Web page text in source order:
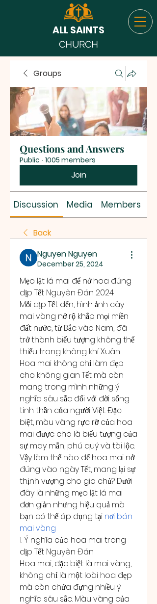
ALL SAINTS
CHURCH
Groups
Questions and Answers
Public · 1005 members
Join
Discussion Media Members
Back
Nguyen Nguyen
December 25, 2024
Mẹo lặt lá mai để nở hoa đúng
dịp Tết Nguyên Đán 2024
Mỗi dịp Tết đến, hình ảnh cây
mai vàng nở rộ khắp mọi miền
đất nước, từ Bắc vào Nam, đã
trở thành biểu tượng không thể
thiếu trong không khí Xuân.
Hoa mai không chỉ làm đẹp
cho không gian Tết mà còn
mang trong mình những ý
nghĩa sâu sắc đối với đời sống
tinh thần của người Việt. Đặc
biệt, màu vàng rực rỡ của hoa
mai được cho là biểu tượng của
sự may mắn, phú quý và tài lộc.
Vậy làm thế nào để hoa mai nở
đúng vào ngày Tết, mang lại sự
thịnh vượng cho gia chủ? Dưới
đây là những mẹo lặt lá mai
đơn giản nhưng hiệu quả mà
bạn có thể áp dụng tại nơi bán
mai vàng
1. Ý nghĩa của hoa mai trong
dịp Tết Nguyên Đán
Hoa mai, đặc biệt là mai vàng,
không chỉ là một loài hoa đẹp
mà còn chứa đựng nhiều ý
nghĩa sâu sắc. Màu vàng của